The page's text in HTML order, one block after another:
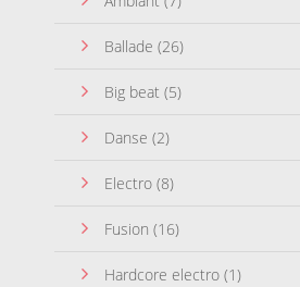
Ballade (26)
Big beat (5)
Danse (2)
Electro (8)
Fusion (16)
Hardcore electro (1)